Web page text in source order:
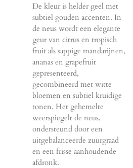
De kleur is helder geel met
subtiel gouden accenten. In
de neus wordt een elegante
geur van citrus en tropisch
fruit als sappige mandarijnen,
ananas en grapefruit
gepresenteerd,
gecombineerd met witte
bloemen en subtiel kruidige
tonen. Het gehemelte
weerspiegelt de neus,
ondersteund door een
uitgebalanceerde zuurgraad
en een frisse aanhoudende
afdronk.